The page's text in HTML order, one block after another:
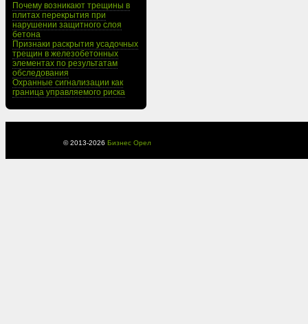
Почему возникают трещины в
плитах перекрытия при
нарушении защитного слоя
бетона
Признаки раскрытия усадочных
трещин в железобетонных
элементах по результатам
обследования
Охранные сигнализации как
граница управляемого риска
© 2013-2026 Бизнес Орел